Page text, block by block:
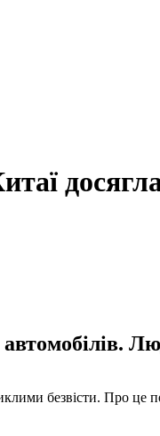
безвісти. Про це